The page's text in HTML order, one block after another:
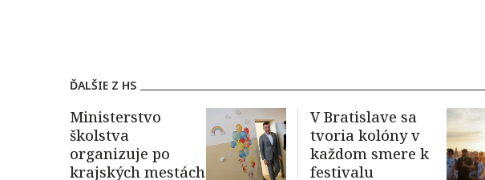
ĎALŠIE Z HS
Ministerstvo
školstva
organizuje po
krajských mestách
V Bratislave sa
tvoria kolóny v
každom smere k
festivalu